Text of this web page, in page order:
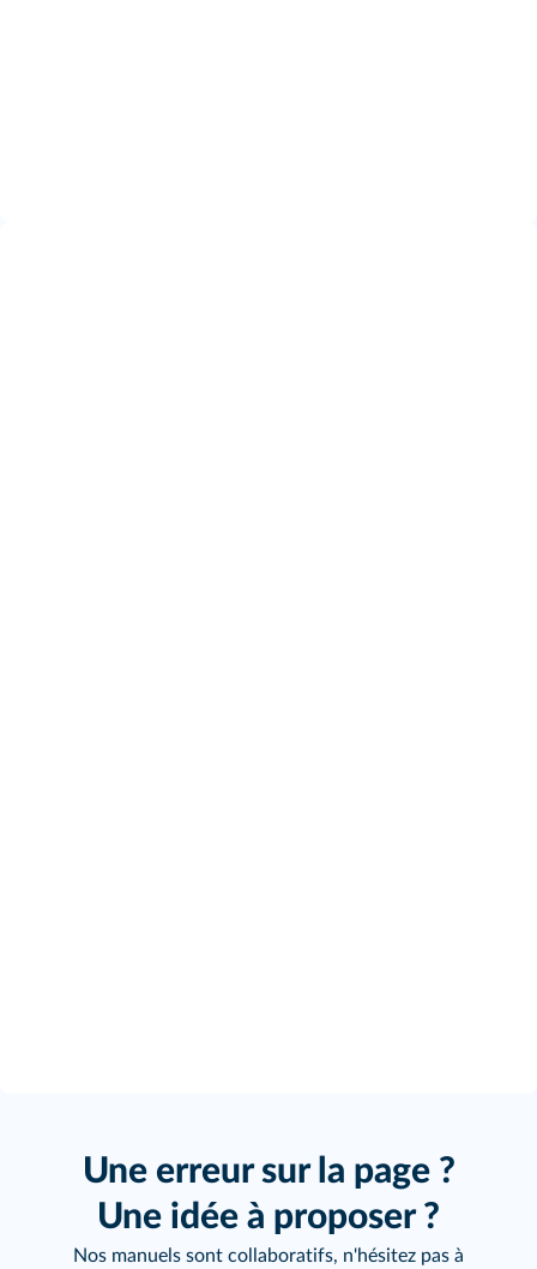
Une erreur sur la page ?
Une idée à proposer ?
Nos manuels sont collaboratifs, n'hésitez pas à